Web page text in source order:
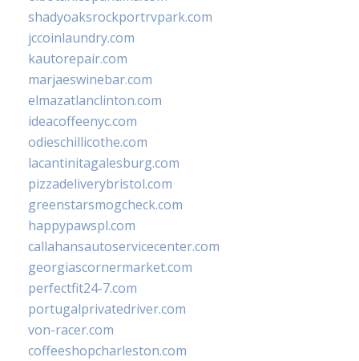
shadyoaksrockportrvpark.com
jccoinlaundry.com
kautorepair.com
marjaeswinebar.com
elmazatlanclinton.com
ideacoffeenyc.com
odieschillicothe.com
lacantinitagalesburg.com
pizzadeliverybristol.com
greenstarsmogcheck.com
happypawspl.com
callahansautoservicecenter.com
georgiascornermarket.com
perfectfit24-7.com
portugalprivatedriver.com
von-racer.com
coffeeshopcharleston.com